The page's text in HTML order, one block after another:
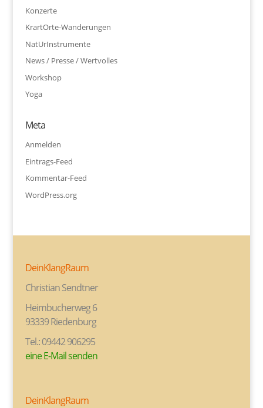
Konzerte
KrartOrte-Wanderungen
NatUrInstrumente
News / Presse / Wertvolles
Workshop
Yoga
Meta
Anmelden
Eintrags-Feed
Kommentar-Feed
WordPress.org
DeinKlangRaum
Christian Sendtner
Heimbucherweg 6
93339 Riedenburg
Tel.: 09442 906295
eine E-Mail senden
DeinKlangRaum